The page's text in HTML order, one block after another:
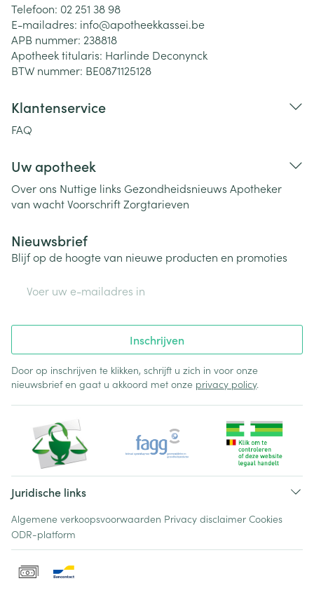
Telefoon: 02 251 38 98
E-mailadres: info@apotheekkassei.be
APB nummer: 238818
Apotheek titularis: Harlinde Deconynck
BTW nummer: BE0871125128
Klantenservice
FAQ
Uw apotheek
Over ons Nuttige links Gezondheidsnieuws Apotheker
van wachtVoorschriftZorgtarieven
Nieuwsbrief
Blijf op de hoogte van nieuwe producten en promoties
Inschrijven
Door op inschrijven te klikken, schrijft u zich in voor onze
nieuwsbrief en gaat u akkoord met onze privacy policy.
Juridische links
Algemene verkoopsvoorwaarden Privacy disclaimer Cookies
ODR-platform